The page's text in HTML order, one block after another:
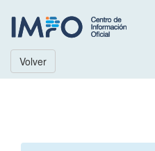
Volver